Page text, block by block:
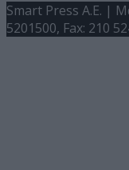
Smart Press A.E. |
5201500, Fax: 210